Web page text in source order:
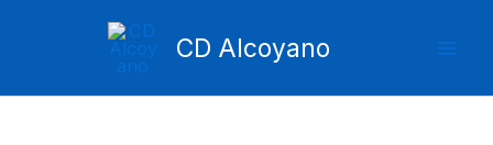
CD Alcoyano